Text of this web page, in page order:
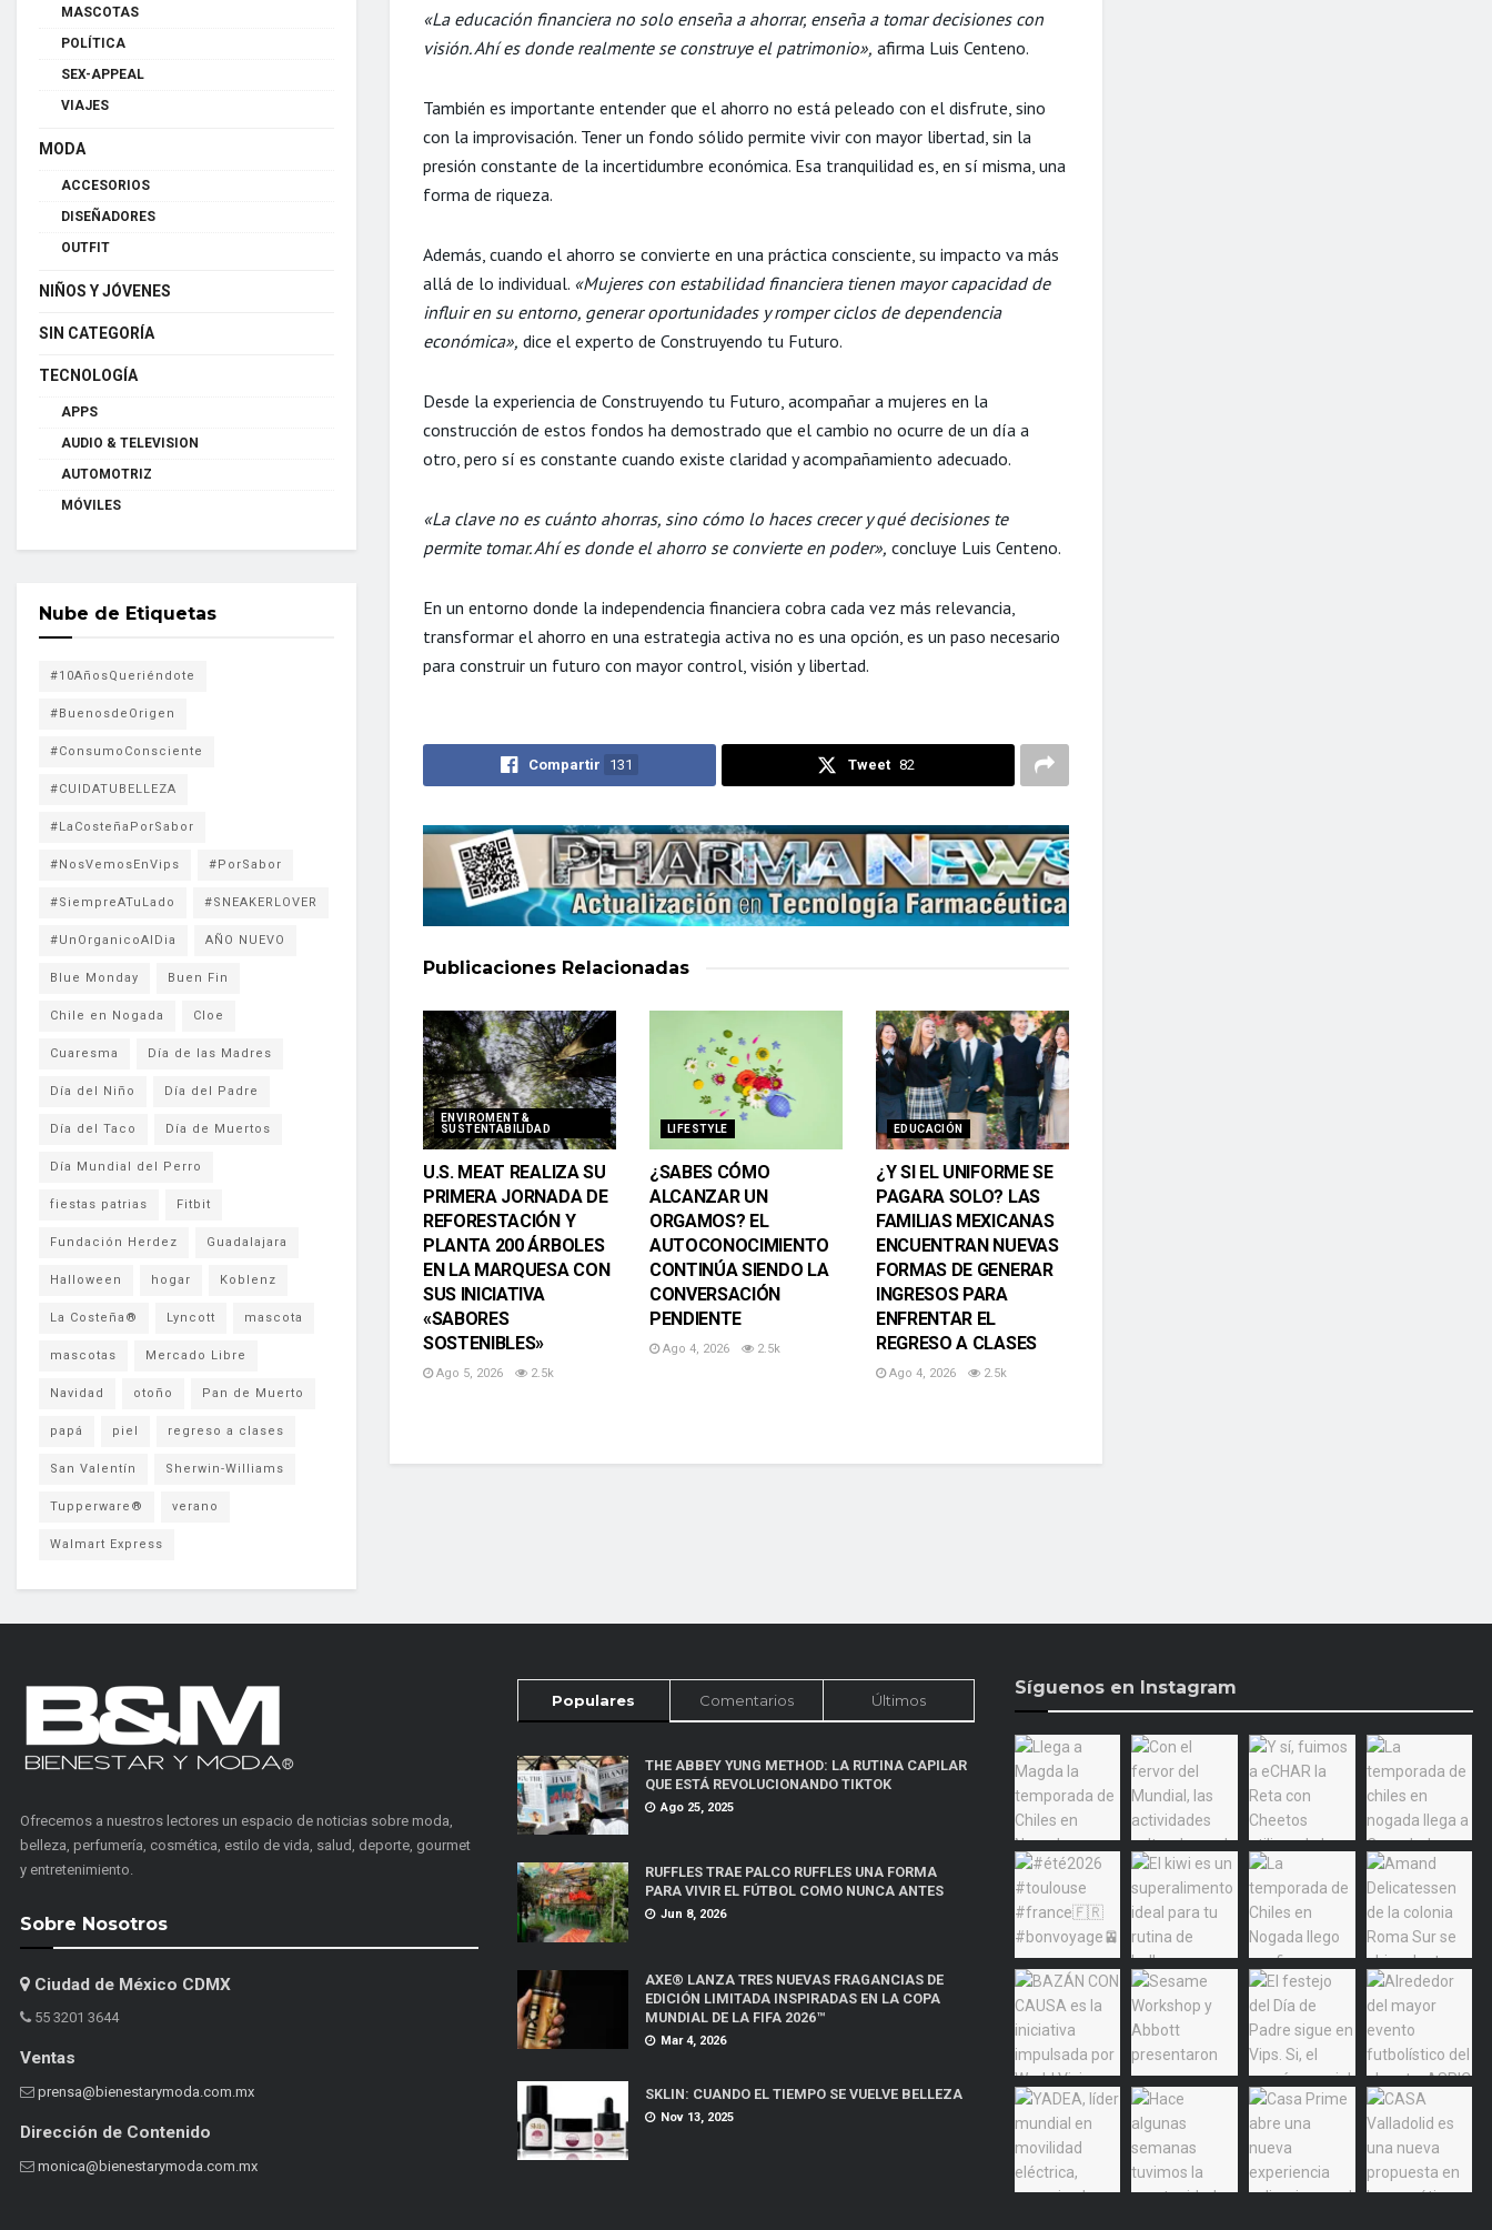
«La educación financiera no solo enseña a ahorrar, enseña a tomar decisiones con
visión. Ahí es donde realmente se construye el patrimonio», afirma Luis Centeno.
También es importante entender que el ahorro no está peleado con el disfrute, sino
con la improvisación. Tener un fondo sólido permite vivir con mayor libertad, sin la
presión constante de la incertidumbre económica. Esa tranquilidad es, en sí misma, una
forma de riqueza.
Además, cuando el ahorro se convierte en una práctica consciente, su impacto va más
allá de lo individual. «Mujeres con estabilidad financiera tienen mayor capacidad de
influir en su entorno, generar oportunidades y romper ciclos de dependencia
económica», dice el experto de Construyendo tu Futuro.
Desde la experiencia de Construyendo tu Futuro, acompañar a mujeres en la
construcción de estos fondos ha demostrado que el cambio no ocurre de un día a
otro, pero sí es constante cuando existe claridad y acompañamiento adecuado.
«La clave no es cuánto ahorras, sino cómo lo haces crecer y qué decisiones te
permite tomar. Ahí es donde el ahorro se convierte en poder», concluye Luis Centeno.
En un entorno donde la independencia financiera cobra cada vez más relevancia,
transformar el ahorro en una estrategia activa no es una opción, es un paso necesario
para construir un futuro con mayor control, visión y libertad.
Compartir 131 Tweet 82
Publicaciones Relacionadas
ENVIROMENT &
SUSTENTABILIDAD
U.S. MEAT REALIZA SU
PRIMERA JORNADA DE
REFORESTACIÓN Y
PLANTA 200 ÁRBOLES
EN LA MARQUESA CON
SUS INICIATIVA
«SABORES
SOSTENIBLES»
Ago 5, 2026 2.5k
LIFESTYLE
¿SABES CÓMO
ALCANZAR UN
ORGAMOS? EL
AUTOCONOCIMIENTO
CONTINÚA SIENDO LA
CONVERSACIÓN
PENDIENTE
Ago 4, 2026 2.5k
EDUCACIÓN
¿Y SI EL UNIFORME SE
PAGARA SOLO? LAS
FAMILIAS MEXICANAS
ENCUENTRAN NUEVAS
FORMAS DE GENERAR
INGRESOS PARA
ENFRENTAR EL
REGRESO A CLASES
Ago 4, 2026 2.5k
MASCOTAS
POLÍTICA
SEX-APPEAL
VIAJES
MODA
ACCESORIOS
DISEÑADORES
OUTFIT
NIÑOS Y JÓVENES
SIN CATEGORÍA
TECNOLOGÍA
APPS
AUDIO & TELEVISION
AUTOMOTRIZ
MÓVILES
Nube de Etiquetas
#10AñosQueriéndote
#BuenosdeOrigen
#ConsumoConsciente
#CUIDATUBELLEZA
#LaCosteñaPorSabor
#NosVemosEnVips #PorSabor
#SiempreATuLado #SNEAKERLOVER
#UnOrganicoAlDia AÑO NUEVO
Blue Monday Buen Fin
Chile en Nogada Cloe
Cuaresma Día de las Madres
Día del Niño Día del Padre
Día del Taco Día de Muertos
Día Mundial del Perro
fiestas patrias Fitbit
Fundación Herdez Guadalajara
Halloween hogar Koblenz
La Costeña® Lyncott mascota
mascotas Mercado Libre
Navidad otoño Pan de Muerto
papá piel regreso a clases
San Valentín Sherwin-Williams
Tupperware® verano
Walmart Express
Ofrecemos a nuestros lectores un espacio de noticias sobre moda,
belleza, perfumería, cosmética, estilo de vida, salud, deporte, gourmet
y entretenimiento.
Sobre Nosotros
Ciudad de México CDMX
55 3201 3644
Ventas
prensa@bienestarymoda.com.mx
Dirección de Contenido
monica@bienestarymoda.com.mx
Populares Comentarios Últimos
THE ABBEY YUNG METHOD: LA RUTINA CAPILAR
QUE ESTÁ REVOLUCIONANDO TIKTOK
Ago 25, 2025
RUFFLES TRAE PALCO RUFFLES UNA FORMA
PARA VIVIR EL FÚTBOL COMO NUNCA ANTES
Jun 8, 2026
AXE® LANZA TRES NUEVAS FRAGANCIAS DE
EDICIÓN LIMITADA INSPIRADAS EN LA COPA
MUNDIAL DE LA FIFA 2026™
Mar 4, 2026
SKLIN: CUANDO EL TIEMPO SE VUELVE BELLEZA
Nov 13, 2025
Síguenos en Instagram